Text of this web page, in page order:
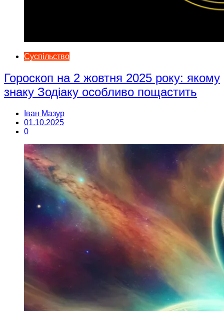
Суспільство
Гороскоп на 2 жовтня 2025 року: якому
знаку Зодіаку особливо пощастить
Іван Мазур
01.10.2025
0